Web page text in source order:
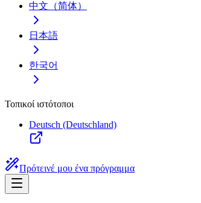
中文（简体）
日本語
한국어
Τοπικοί ιστότοποι
Deutsch (Deutschland)
Πρότεινέ μου ένα πρόγραμμα